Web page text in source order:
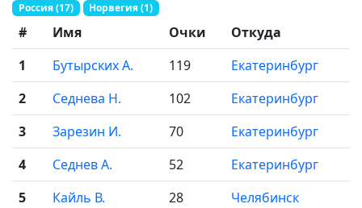
Россия (17) Норвегия (1)
# Имя Очки
Откуда
1
Бутырских А. 119
Екатеринбург
2
Седнева Н. 102
Екатеринбург
3
Зарезин И. 70
Екатеринбург
4
Седнев А. 52
Екатеринбург
5
Кайль В. 28
Челябинск